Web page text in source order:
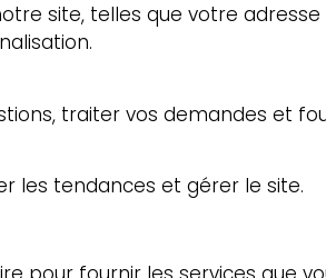
site, telles que votre adresse
traiter vos demandes et
les tendances et gérer le site.